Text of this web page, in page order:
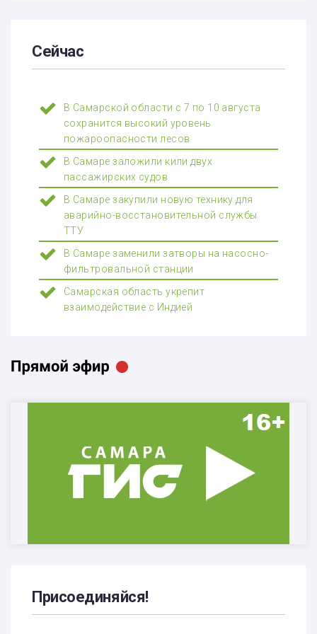
Сейчас
В Самарской области с 7 по 10 августа
сохранится высокий уровень
пожароопасности лесов
В Самаре заложили кили двух
пассажирских судов
В Самаре закупили новую технику для
аварийно-восстановительной службы
ТТУ
В Самаре заменили затворы на насосно-
фильтровальной станции
Самарская область укрепит
взаимодействие с Индией
Присоединяйся!